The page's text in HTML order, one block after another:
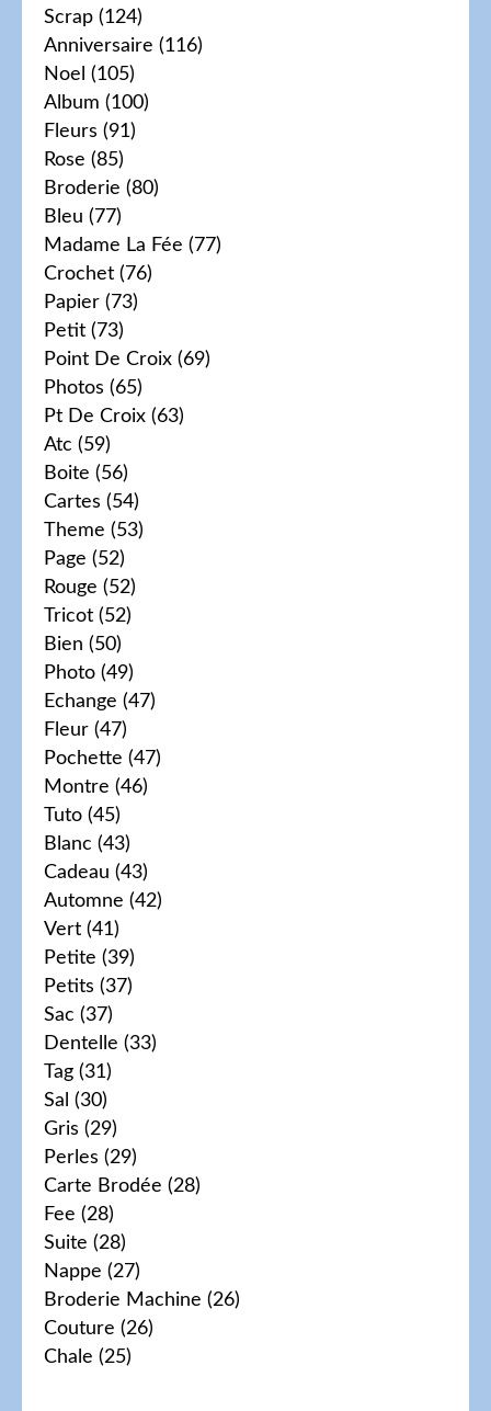
Scrap (124)
Anniversaire (116)
Noel (105)
Album (100)
Fleurs (91)
Rose (85)
Broderie (80)
Bleu (77)
Madame La Fée (77)
Crochet (76)
Papier (73)
Petit (73)
Point De Croix (69)
Photos (65)
Pt De Croix (63)
Atc (59)
Boite (56)
Cartes (54)
Theme (53)
Page (52)
Rouge (52)
Tricot (52)
Bien (50)
Photo (49)
Echange (47)
Fleur (47)
Pochette (47)
Montre (46)
Tuto (45)
Blanc (43)
Cadeau (43)
Automne (42)
Vert (41)
Petite (39)
Petits (37)
Sac (37)
Dentelle (33)
Tag (31)
Sal (30)
Gris (29)
Perles (29)
Carte Brodée (28)
Fee (28)
Suite (28)
Nappe (27)
Broderie Machine (26)
Couture (26)
Chale (25)